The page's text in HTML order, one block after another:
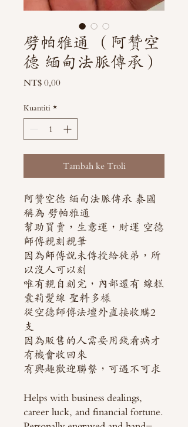
劈帕雅通 （阿贊空
德 緬甸法脈傳承）
NT$ 0,00Harga
Kuantiti *
Tambah ke Troli
阿贊空德 緬甸法脈傳承 泰國
稱為 劈帕雅通
幫助買賣，生意運，財運 空德
師傅親刻親筆
因為師傅說未傳授給徒弟，所
以沒人可以刻
唯有親自刻完，內部還有 線糕
囊莉髮線 聖料多樣
從空德師傅法壇外直接收購2
支
因為販售的人需要用錢看病才
有機會收回來
有興趣歡迎聯繫，可遇不可求
Helps with business dealings,
career luck, and financial fortune.